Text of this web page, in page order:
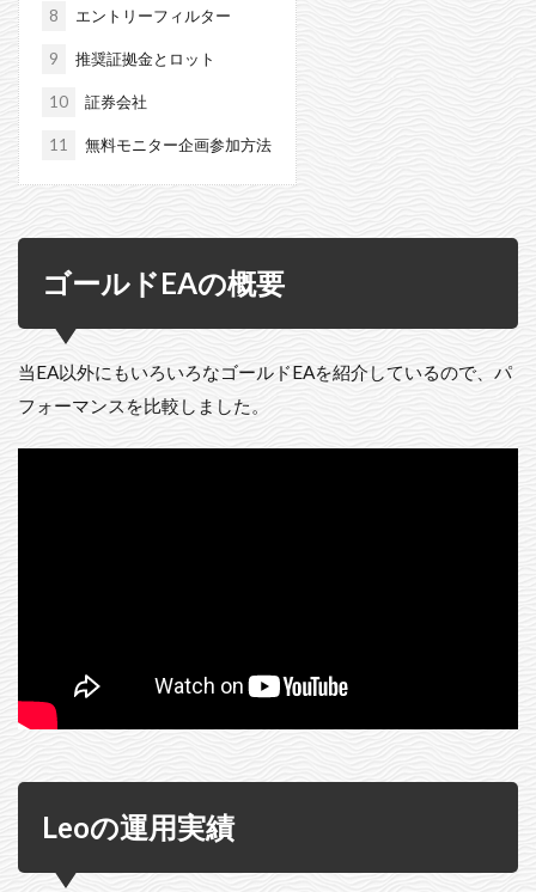
8 エントリーフィルター
9 推奨証拠金とロット
10 証券会社
11 無料モニター企画参加方法
ゴールドEAの概要
当EA以外にもいろいろなゴールドEAを紹介しているので、パ
フォーマンスを比較しました。
Leoの運用実績